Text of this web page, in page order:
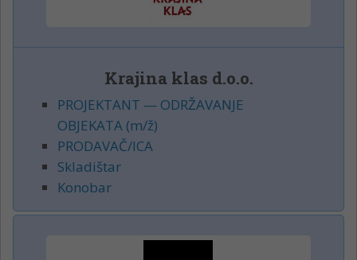
Krajina klas d.o.o.
PROJEKTANT — ODRŽAVANJE
OBJEKATA (m/ž)
PRODAVAČ/ICA
Skladištar
Konobar